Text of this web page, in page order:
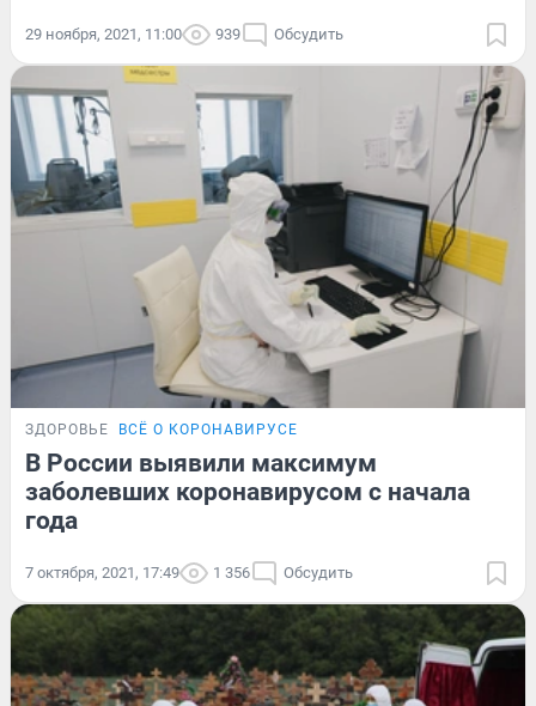
29 ноября, 2021, 11:00 939 Обсудить
ЗДОРОВЬЕ ВСЁ О КОРОНАВИРУСЕ
В России выявили максимум
заболевших коронавирусом с начала
года
7 октября, 2021, 17:49 1 356 Обсудить